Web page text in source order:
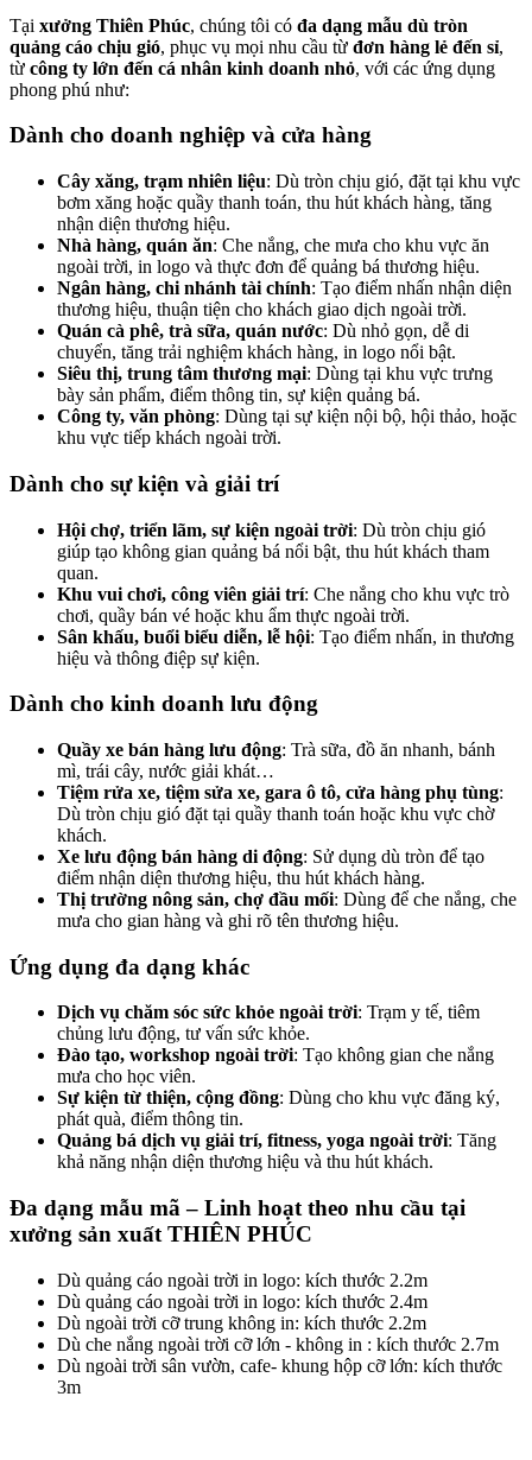
Tại xưởng Thiên Phúc, chúng tôi có đa dạng mẫu dù tròn
quảng cáo chịu gió, phục vụ mọi nhu cầu từ đơn hàng lẻ đến sỉ,
từ công ty lớn đến cá nhân kinh doanh nhỏ, với các ứng dụng
phong phú như:
Dành cho doanh nghiệp và cửa hàng
Cây xăng, trạm nhiên liệu: Dù tròn chịu gió, đặt tại khu vực
bơm xăng hoặc quầy thanh toán, thu hút khách hàng, tăng
nhận diện thương hiệu.
Nhà hàng, quán ăn: Che nắng, che mưa cho khu vực ăn
ngoài trời, in logo và thực đơn để quảng bá thương hiệu.
Ngân hàng, chi nhánh tài chính: Tạo điểm nhấn nhận diện
thương hiệu, thuận tiện cho khách giao dịch ngoài trời.
Quán cà phê, trà sữa, quán nước: Dù nhỏ gọn, dễ di
chuyển, tăng trải nghiệm khách hàng, in logo nổi bật.
Siêu thị, trung tâm thương mại: Dùng tại khu vực trưng
bày sản phẩm, điểm thông tin, sự kiện quảng bá.
Công ty, văn phòng: Dùng tại sự kiện nội bộ, hội thảo, hoặc
khu vực tiếp khách ngoài trời.
Dành cho sự kiện và giải trí
Hội chợ, triển lãm, sự kiện ngoài trời: Dù tròn chịu gió
giúp tạo không gian quảng bá nổi bật, thu hút khách tham
quan.
Khu vui chơi, công viên giải trí: Che nắng cho khu vực trò
chơi, quầy bán vé hoặc khu ẩm thực ngoài trời.
Sân khấu, buổi biểu diễn, lễ hội: Tạo điểm nhấn, in thương
hiệu và thông điệp sự kiện.
Dành cho kinh doanh lưu động
Quầy xe bán hàng lưu động: Trà sữa, đồ ăn nhanh, bánh
mì, trái cây, nước giải khát…
Tiệm rửa xe, tiệm sửa xe, gara ô tô, cửa hàng phụ tùng:
Dù tròn chịu gió đặt tại quầy thanh toán hoặc khu vực chờ
khách.
Xe lưu động bán hàng di động: Sử dụng dù tròn để tạo
điểm nhận diện thương hiệu, thu hút khách hàng.
Thị trường nông sản, chợ đầu mối: Dùng để che nắng, che
mưa cho gian hàng và ghi rõ tên thương hiệu.
Ứng dụng đa dạng khác
Dịch vụ chăm sóc sức khỏe ngoài trời: Trạm y tế, tiêm
chủng lưu động, tư vấn sức khỏe.
Đào tạo, workshop ngoài trời: Tạo không gian che nắng
mưa cho học viên.
Sự kiện từ thiện, cộng đồng: Dùng cho khu vực đăng ký,
phát quà, điểm thông tin.
Quảng bá dịch vụ giải trí, fitness, yoga ngoài trời: Tăng
khả năng nhận diện thương hiệu và thu hút khách.
Đa dạng mẫu mã – Linh hoạt theo nhu cầu tại
xưởng sản xuất THIÊN PHÚC
Dù quảng cáo ngoài trời in logo: kích thước 2.2m
Dù quảng cáo ngoài trời in logo: kích thước 2.4m
Dù ngoài trời cỡ trung không in: kích thước 2.2m
Dù che nắng ngoài trời cỡ lớn - không in : kích thước 2.7m
Dù ngoài trời sân vườn, cafe- khung hộp cỡ lớn: kích thước
3m